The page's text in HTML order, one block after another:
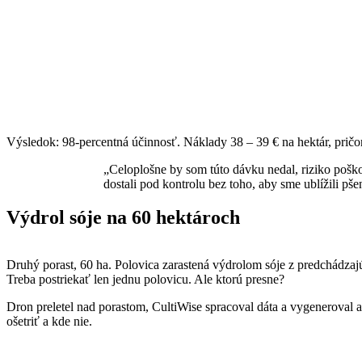
Výsledok: 98-percentná účinnosť. Náklady 38 – 39 € na hektár,
„Celoplošne by som túto dávku nedal, riziko
dostali pod kontrolu bez toho, aby sme ublížili
Výdrol sóje na 60 hektároch
Druhý porast, 60 ha. Polovica zarastená výdrolom sóje z
Treba postriekať len jednu polovicu. Ale ktorú presne?
Dron preletel nad porastom, CultiWise spracoval dáta a vygeneroval
ošetriť a kde nie.